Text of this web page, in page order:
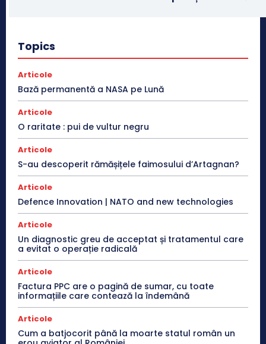
Topics
Articole
Bază permanentă a NASA pe Lună
Articole
O raritate : pui de vultur negru
Articole
S-au descoperit rămășițele faimosului d’Artagnan?
Articole
Defence Innovation | NATO and new technologies
Articole
Un diagnostic greu de acceptat și tratamentul care
a evitat o operație radicală
Articole
Factura PPC are o pagină de sumar, cu toate
informațiile care contează la îndemână
Articole
Cum a batjocorit până la moarte statul român un